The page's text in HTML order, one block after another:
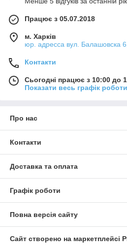
Працює з 05.07.2018
м. Харків
юр. адресса вул. Балашовска
Контакти
Сьогодні працює з 10:00 до
Показати весь графік роботи
Про нас
Контакти
Доставка та оплата
Графік роботи
Повна версія сайту
Сайт створено на маркетплейсі